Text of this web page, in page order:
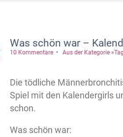
Was schön war –
10 Kommentare Aus der Kategorie
Die tödliche
Spiel mit den Kalendergirls
schon.
Was schön war: